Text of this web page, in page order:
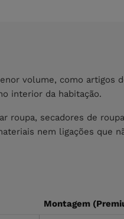
volume, como artigos
interior da habitação.
roupa, secadores de
nem ligações que
Montagem